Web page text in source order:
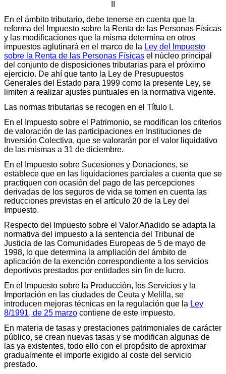
En el ámbito tributario, debe tenerse en cuenta que la
reforma del Impuesto sobre la Renta de las Personas Físicas
y las modificaciones que la misma determina en otros
impuestos aglutinará en el marco de la Ley del Impuesto
sobre la Renta de las Personas Físicas el núcleo principal
del conjunto de disposiciones tributarias para el próximo
ejercicio. De ahí que tanto la Ley de Presupuestos
Generales del Estado para 1999 como la presente Ley, se
limiten a realizar ajustes puntuales en la normativa vigente.
Las normas tributarias se recogen en el Título I.
En el Impuesto sobre el Patrimonio, se modifican los criterios
de valoración de las participaciones en Instituciones de
Inversión Colectiva, que se valorarán por el valor liquidativo
de las mismas a 31 de diciembre.
En el Impuesto sobre Sucesiones y Donaciones, se
establece que en las liquidaciones parciales a cuenta que se
practiquen con ocasión del pago de las percepciones
derivadas de los seguros de vida se tomen en cuenta las
reducciones previstas en el artículo 20 de la Ley del
Impuesto.
Respecto del Impuesto sobre el Valor Añadido se adapta la
normativa del impuesto a la sentencia del Tribunal de
Justicia de las Comunidades Europeas de 5 de mayo de
1998, lo que determina la ampliación del ámbito de
aplicación de la exención correspondiente a los servicios
deportivos prestados por entidades sin fin de lucro.
En el Impuesto sobre la Producción, los Servicios y la
Importación en las ciudades de Ceuta y Melilla, se
introducen mejoras técnicas en la regulación que la Ley
8/1991, de 25 marzo contiene de este impuesto.
En materia de tasas y prestaciones patrimoniales de carácter
público, se crean nuevas tasas y se modifican algunas de
las ya existentes, todo ello con el propósito de aproximar
gradualmente el importe exigido al coste del servicio
prestado.